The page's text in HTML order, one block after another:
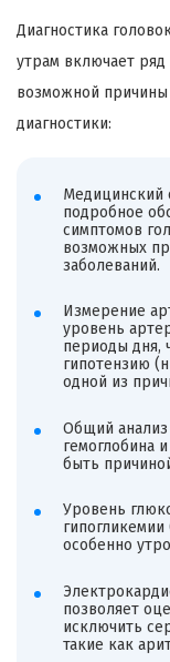
Диагностика
утрам включает
возможной причины
диагностики:
Медицинский
подробное
симптомов
возможных
заболеваний.
Измерение
уровень
периоды дня,
гипотензию
одной из
Общий анализ
гемоглобина
быть
Уровень
особенно
позволяет
исключить
такие как